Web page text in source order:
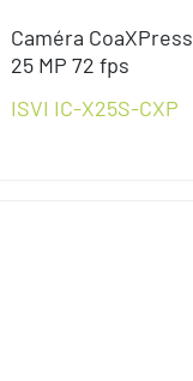
Caméra CoaXPress
25 MP 72 fps
ISVI IC-X25S-CXP